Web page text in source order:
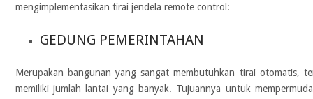
mengimplementasikan tirai jendela remote control:
GEDUNG PEMERINTAHAN
Merupakan bangunan yang sangat membutuhkan tirai otomatis,
memiliki jumlah lantai yang banyak. Tujuannya untuk